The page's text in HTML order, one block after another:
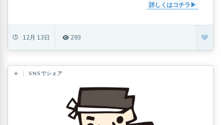
詳しくはコチラ
12月 13日 293
SNSでシェア